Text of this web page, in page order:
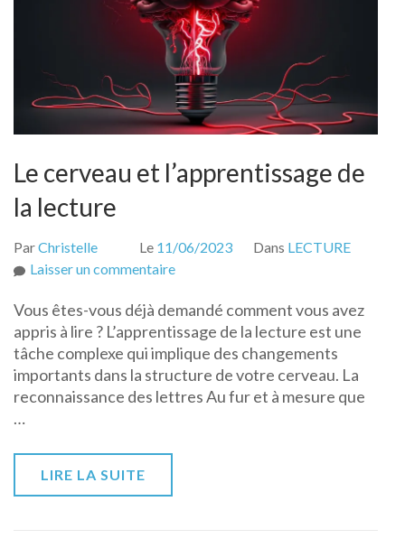
Le cerveau et l’apprentissage de
la lecture
ParChristelle Le 11/06/2023 Dans LECTURE
Laisser un commentairesur
cerveau
et
l’apprentissage
de
la
Vous êtes-vous déjà demandé comment vous avez
appris à lire ? L’apprentissage de la lecture est une
tâche complexe qui implique des changements
importants dans la structure de votre cerveau. La
reconnaissance des lettres Au fur et à mesure que
…
LIRE LA SUITE